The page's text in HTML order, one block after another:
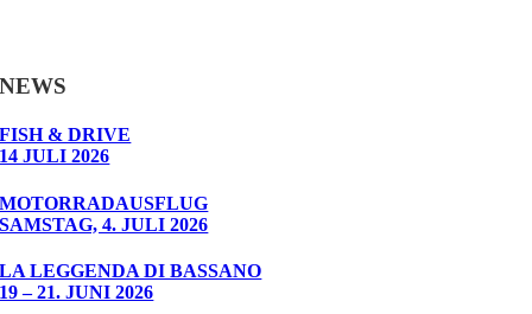
NEWS
FISH & DRIVE
14 JULI 2026
MOTORRADAUSFLUG
SAMSTAG, 4. JULI 2026
LA LEGGENDA DI BASSANO
19 – 21. JUNI 2026